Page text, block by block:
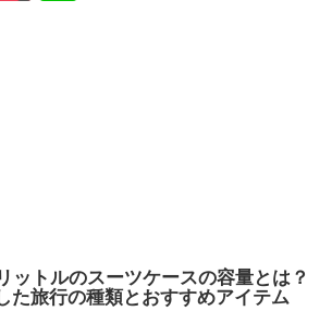
ットルのスーツケースの容量とは？
た旅行の種類とおすすめアイテム